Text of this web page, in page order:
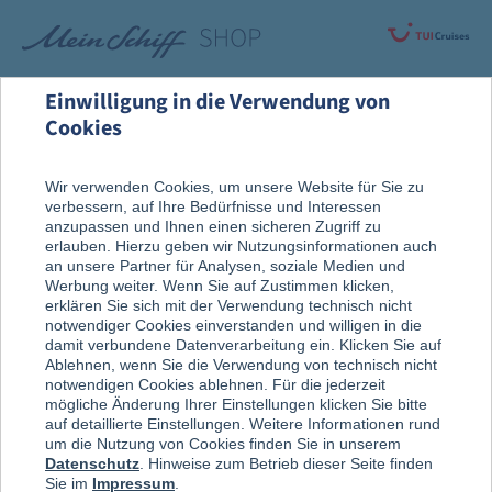
Rund um die Kreuzfahrt
Vor der Reise
Gepäck & Taschen
Einwilligung in die Verwendung von
Cookies
Wir verwenden Cookies, um unsere Website für Sie zu
verbessern, auf Ihre Bedürfnisse und Interessen
anzupassen und Ihnen einen sicheren Zugriff zu
erlauben. Hierzu geben wir Nutzungsinformationen auch
an unsere Partner für Analysen, soziale Medien und
Werbung weiter. Wenn Sie auf Zustimmen klicken,
erklären Sie sich mit der Verwendung technisch nicht
notwendiger Cookies einverstanden und willigen in die
damit verbundene Datenverarbeitung ein. Klicken Sie auf
Ablehnen, wenn Sie die Verwendung von technisch nicht
notwendigen Cookies ablehnen. Für die jederzeit
mögliche Änderung Ihrer Einstellungen klicken Sie bitte
auf detaillierte Einstellungen. Weitere Informationen rund
um die Nutzung von Cookies finden Sie in unserem
Datenschutz . Hinweise zum Betrieb dieser Seite finden
Sie im Impressum